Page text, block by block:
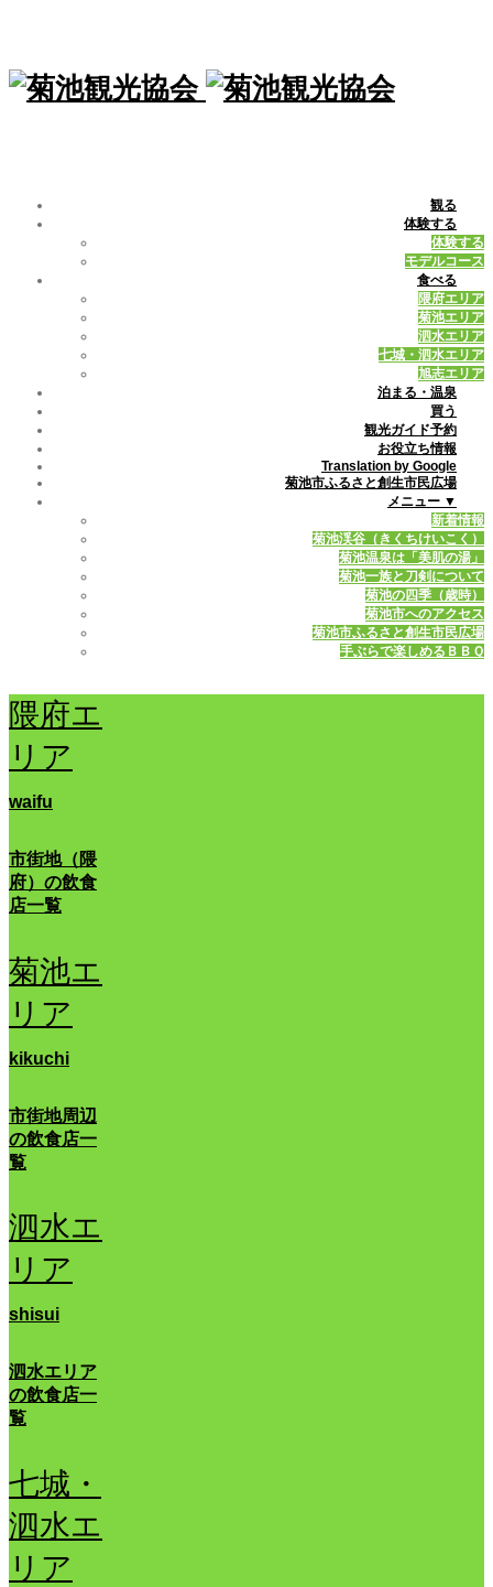
観る
体験する
体験する
モデルコース
食べる
隈府エリア
菊池エリア
泗水エリア
七城・泗水エリア
旭志エリア
泊まる・温泉
買う
観光ガイド予約
お役立ち情報
Translation by Google
菊池市ふるさと創生市民広場
メニュー ▼
新着情報
菊池渓谷（きくちけいこく）
菊池温泉は「美肌の湯」
菊池一族と刀剣について
菊池の四季（歳時）
菊池市へのアクセス
菊池市ふるさと創生市民広場
手ぶらで楽しめるＢＢＱ
隈府エ
リア
waifu
市街地（隈
府）の飲食
店一覧
菊池エ
リア
kikuchi
市街地周辺
の飲食店一
覧
泗水エ
リア
shisui
泗水エリア
の飲食店一
覧
七城・
泗水エ
リア